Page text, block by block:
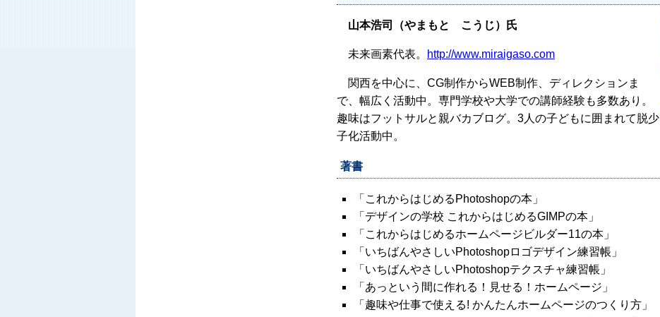
山本浩司（やまもと こうじ）氏
未来画素代表。 http://www.miraigaso.com
関西を中心に、CG制作からWEB制作、ディレクションま
で、幅広く活動中。専門学校や大学での講師経験も多数あり。
趣味はフットサルと親バカブログ。3人の子どもに囲まれて脱少
子化活動中。
著書
「これからはじめるPhotoshopの本」
「デザインの学校 これからはじめるGIMPの本」
「これからはじめるホームページビルダー11の本」
「いちばんやさしいPhotoshopロゴデザイン練習帳」
「いちばんやさしいPhotoshopテクスチャ練習帳」
「あっという間に作れる！見せる！ホームページ」
「趣味や仕事で使える! かんたんホームページのつくり方」